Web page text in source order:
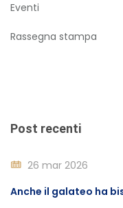
Eventi
Rassegna stampa
Post recenti
26 mar 2026
Anche il galateo ha